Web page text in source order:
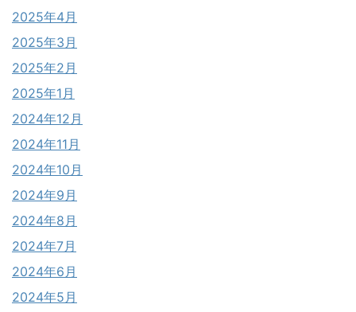
2025年4月
2025年3月
2025年2月
2025年1月
2024年12月
2024年11月
2024年10月
2024年9月
2024年8月
2024年7月
2024年6月
2024年5月